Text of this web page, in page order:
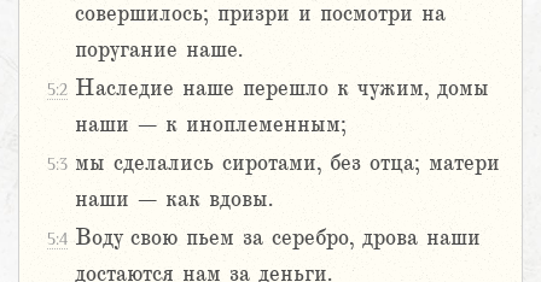
совершилось; призри и посмотри на
поругание наше.
5:2 Наследие наше перешло к чужим, домы
наши – к иноплеменным;
5:3 мы сделались сиротами, без отца; матери
наши – как вдовы.
5:4 Воду свою пьем за серебро, дрова наши
достаются нам за деньги.